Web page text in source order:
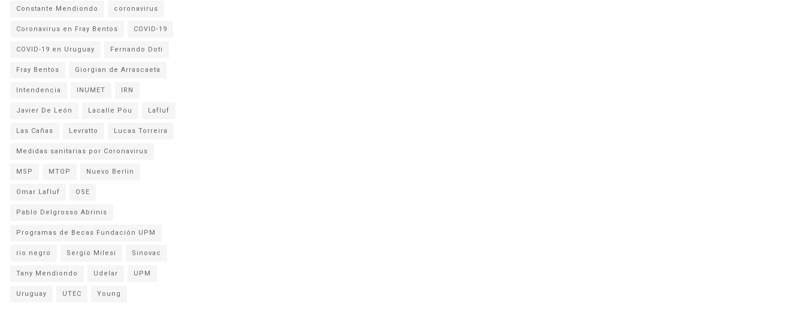
Constante Mendiondo coronavirus
Coronavirus en Fray Bentos COVID-19
COVID-19 en Uruguay Fernando Doti
Fray Bentos Giorgian de Arrascaeta
Intendencia INUMET IRN
Javier De León Lacalle Pou Lafluf
Las Cañas Levratto Lucas Torreira
Medidas sanitarias por Coronavirus
MSP MTOP Nuevo Berlin
Omar Lafluf OSE
Pablo Delgrosso Abrinis
Programas de Becas Fundación UPM
rio negro Sergio Milesi Sinovac
Tany Mendiondo Udelar UPM
Uruguay UTEC Young